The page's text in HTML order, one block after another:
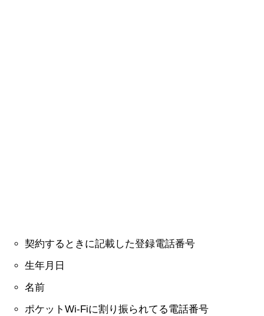
契約するときに記載した登録電話番号
生年月日
名前
ポケットWi-Fiに割り振られてる電話番号